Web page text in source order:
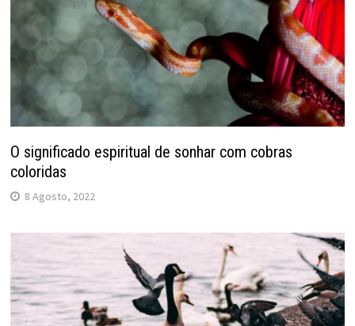
O significado espiritual de sonhar com cobras
coloridas
8 Agosto, 2022